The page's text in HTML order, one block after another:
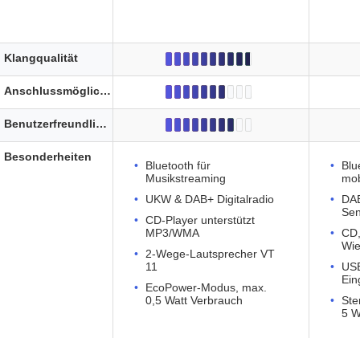
Bluetooth für
Musikstreaming
UKW & DAB+ Digitalradio
CD-Player unterstützt
MP3/WMA
2-Wege-Lautsprecher VT
11
EcoPower-Modus, max.
0,5 Watt Verbrauch
5
Klangqualität
Anschlussmöglichkeiten
Benutzerfreundlichkeit
Besonderheiten